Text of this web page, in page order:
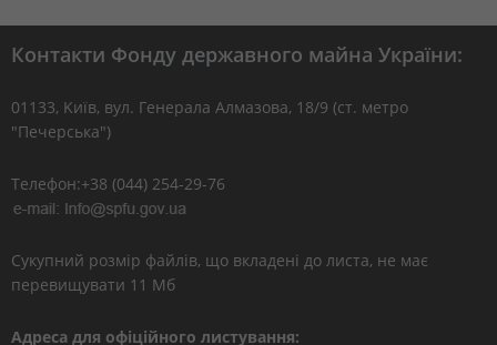
Контакти Фонду державного майна України:
01133, Kиїв, вул. Генерала Алмазова, 18/9 (ст. метро
"Печерська")
Телефон:+38 (044) 254-29-76
Сукупний розмір файлів, що вкладені до листа, не має
перевищувати 11 Мб
Адреса для офіційного листування: